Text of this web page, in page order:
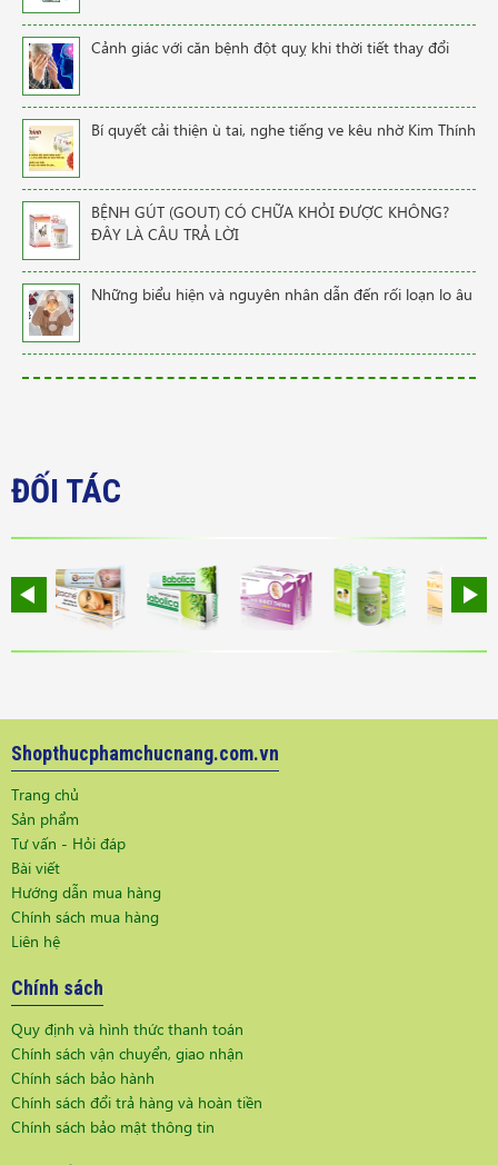
Cảnh giác với căn bệnh đột quỵ khi thời tiết thay đổi
Bí quyết cải thiện ù tai, nghe tiếng ve kêu nhờ Kim Thính
BỆNH GÚT (GOUT) CÓ CHỮA KHỎI ĐƯỢC KHÔNG?
ĐÂY LÀ CÂU TRẢ LỜI
Những biểu hiện và nguyên nhân dẫn đến rối loạn lo âu
ĐỐI TÁC
Shopthucphamchucnang.com.vn
Trang chủ
Sản phẩm
Tư vấn - Hỏi đáp
Bài viết
Hướng dẫn mua hàng
Chính sách mua hàng
Liên hệ
Chính sách
Quy định và hình thức thanh toán
Chính sách vận chuyển, giao nhận
Chính sách bảo hành
Chính sách đổi trả hàng và hoàn tiền
Chính sách bảo mật thông tin